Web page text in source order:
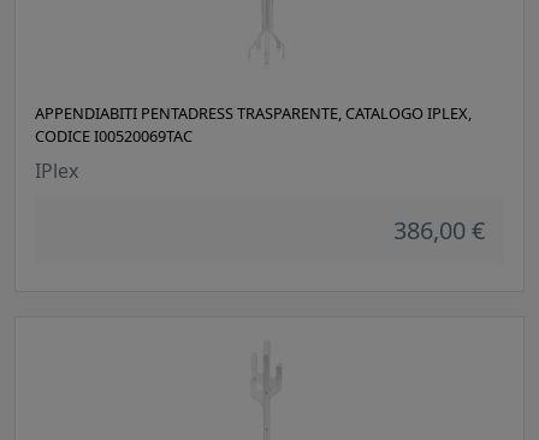
APPENDIABITI PENTADRESS TRASPARENTE, CATALOGO IPLEX,
CODICE I00520069TAC
IPlex
386,00 €